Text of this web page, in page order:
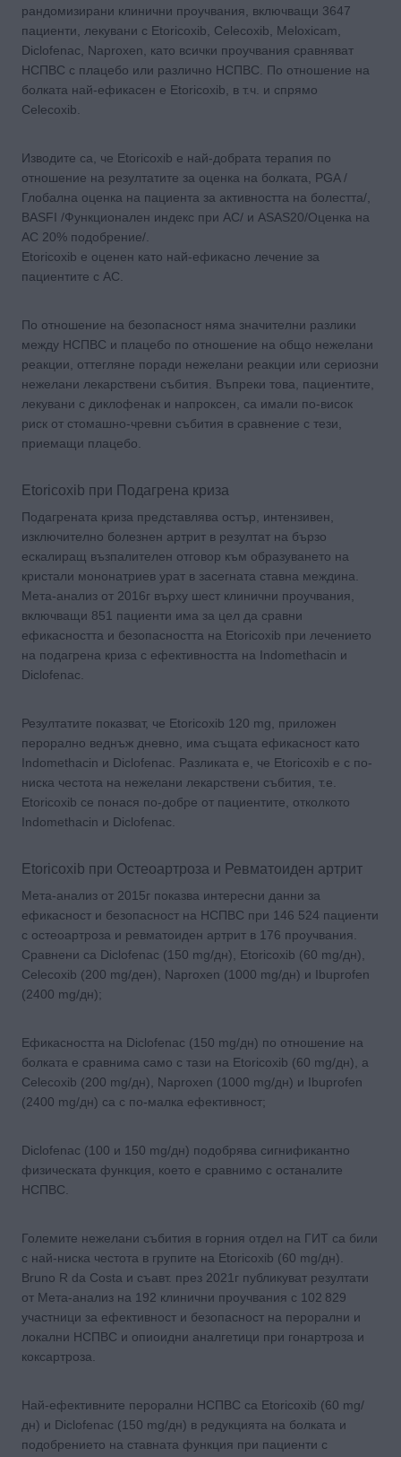
рандомизирани клинични проучвания, включващи 3647
пациенти, лекувани с Etoricoxib, Celecoxib, Meloxicam,
Diclofenac, Naproxen, като всички проучвания сравняват
НСПВС с плацебо или различно НСПВС. По отношение на
болката най-ефикасен е Etoricoxib, в т.ч. и спрямо
Celecoxib.
Изводите са, че Etoricoxib е най-добрата терапия по
отношение на резултатите за оценка на болката, PGA /
Глобална оценка на пациента за активността на болестта/,
BASFI /Функционален индекс при АС/ и ASAS20/Оценка на
АС 20% подобрение/.
Еtoricoxib е оценен като най-ефикасно лечение за
пациентите с АС.
По отношение на безопасност няма значителни разлики
между НСПВС и плацебо по отношение на общо нежелани
реакции, оттегляне поради нежелани реакции или сериозни
нежелани лекарствени събития. Въпреки това, пациентите,
лекувани с диклофенак и напроксен, са имали по-висок
риск от стомашно-чревни събития в сравнение с тези,
приемащи плацебо.
Etoricoxib при Подагрена криза
Подагрената криза представлява остър, интензивен,
изключително болезнен артрит в резултат на бързо
ескалиращ възпалителен отговор към образуването на
кристали мононатриев урат в засегната ставна междина.
Мета-анализ от 2016г върху шест клинични проучвания,
включващи 851 пациенти има за цел да сравни
ефикасността и безопасността на Etoricoxib при лечението
на подагрена криза с ефективността на Indomethacin и
Diclofenac.
Резултатите показват, че Etoricoxib 120 mg, приложен
перорално веднъж дневно, има същата ефикасност като
Indomethacin и Diclofenac. Разликата е, че Etoricoxib е с по-
ниска честота на нежелани лекарствени събития, т.е.
Etoricoxib се понася по-добре от пациентите, отколкото
Indomethacin и Diclofenac.
Etoricoxib при Остеоартроза и Ревматоиден артрит
Мета-анализ от 2015г показва интересни данни за
ефикасност и безопасност на НСПВС при 146 524 пациенти
с остеоартроза и ревматоиден артрит в 176 проучвания.
Сравнени са Diclofenac (150 mg/дн), Etoricoxib (60 mg/дн),
Celecoxib (200 mg/ден), Naproxen (1000 mg/дн) и Ibuprofen
(2400 mg/дн);
Ефикасността на Diclofenac (150 mg/дн) по отношение на
болката е сравнима само с тази на Etoricoxib (60 mg/дн), а
Celecoxib (200 mg/дн), Naproxen (1000 mg/дн) и Ibuprofen
(2400 mg/дн) са с по-малка ефективност;
Diclofenac (100 и 150 mg/дн) подобрява сигнификантно
физическата функция, което е сравнимо с останалите
НСПВС.
Големите нежелани събития в горния отдел на ГИТ са били
с най-ниска честота в групите на Etoricoxib (60 mg/дн).
Bruno R da Costa и съавт. през 2021г публикуват резултати
от Мета-анализ на 192 клинични проучвания с 102 829
участници за ефективност и безопасност на перорални и
локални НСПВС и опиоидни аналгетици при гонартроза и
коксартроза.
Най-ефективните перорални НСПВС са Etoricoxib (60 mg/
дн) и Diclofenac (150 mg/дн) в редукцията на болката и
подобрението на ставната функция при пациенти с